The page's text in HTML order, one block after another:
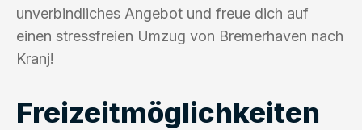
unverbindliches Angebot und freue dich auf
einen stressfreien Umzug von Bremerhaven nach
Kranj!
Freizeitmöglichkeiten